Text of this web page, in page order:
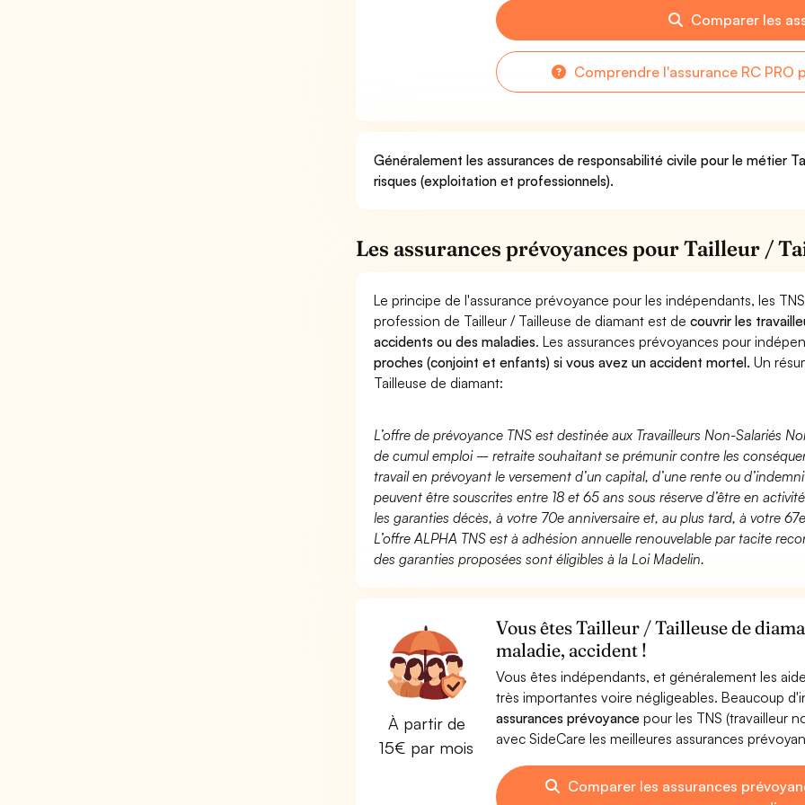
Comparer les
Comprendre l'assurance RC
Généralement les assurances de responsabilité civile pour le métier
risques (exploitation et professionnels).
Les assurances prévoyances pour Tailleur /
Le principe de l'assurance prévoyance pour les indépendants, les
profession de Tailleur / Tailleuse de diamant est decouvrir les
accidents ou des maladies. Les assurances prévoyances pour
proches (conjoint et enfants) si vous avez un accident mortel. Un
Tailleuse de diamant:
L’offre de prévoyance TNS est destinée aux Travailleurs Non-Salariés
de cumul emploi – retraite souhaitant se prémunir contre les
travail en prévoyant le versement d’un capital, d’une rente ou
peuvent être souscrites entre 18 et 65 ans sous réserve d’être en
les garanties décès, à votre 70e anniversaire et, au plus tard, à votre
L’offre ALPHA TNS est à adhésion annuelle renouvelable par tacite
des garanties proposées sont éligibles à la Loi Madelin.
À partir de
15€ par mois
Vous êtes Tailleur / Tailleuse de
maladie, accident !
Vous êtes indépendants, et généralement les
très importantes voire négligeables. Beaucoup
assurances prévoyancepour les TNS (travailleur
avec SideCare les meilleures assurances
Comparer les assurances